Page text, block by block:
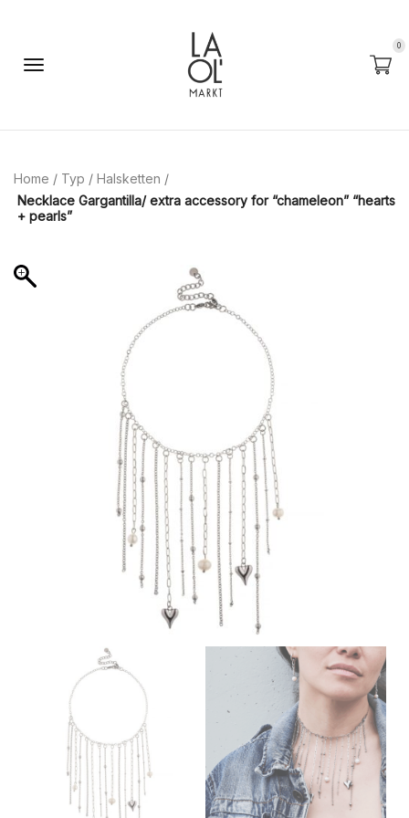
0
Home / Typ / Halsketten /
Necklace Gargantilla/ extra accessory for “chameleon” “hearts
+ pearls”